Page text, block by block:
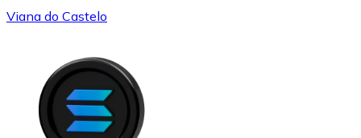
Viana do Castelo